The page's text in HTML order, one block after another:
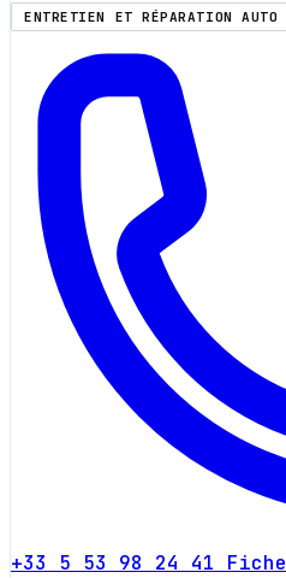
ENTRETIEN ET RÉPARATION AUTO
+33 5 53 98 24 41 Fiche